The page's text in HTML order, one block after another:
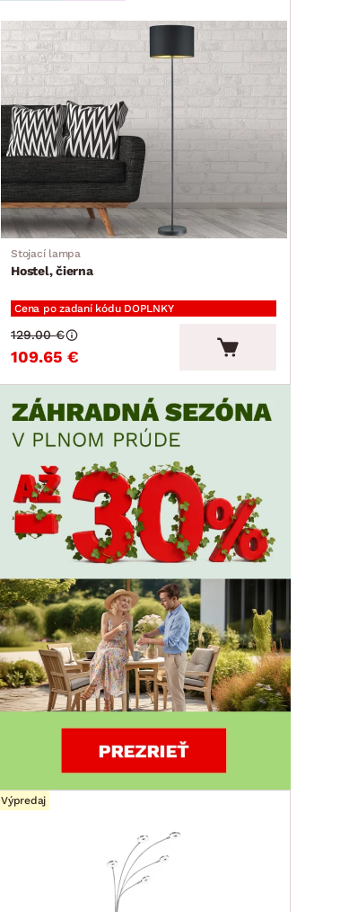
Stojací lampa
Hostel, čierna
Cena po zadaní kódu DOPLNKY
109.65 €
129.00 €
Výpredaj